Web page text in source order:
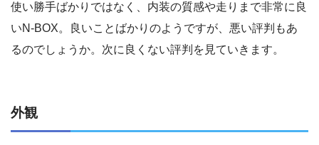
使い勝手ばかりではなく、内装の質感や走りまで非常に良
いN-BOX。良いことばかりのようですが、悪い評判もあ
るのでしょうか。次に良くない評判を見ていきます。
外観